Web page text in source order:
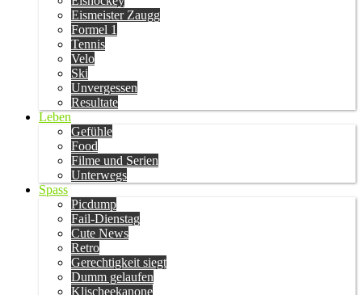
Eismeister Zaugg
Formel 1
Tennis
Velo
Ski
Unvergessen
Resultate
Leben
Gefühle
Food
Filme und Serien
Unterwegs
Spass
Picdump
Fail-Dienstag
Cute News
Retro
Gerechtigkeit siegt
Dumm gelaufen
Klischeekanone